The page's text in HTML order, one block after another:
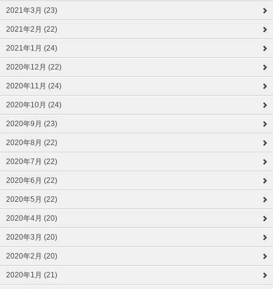
2021年3月 (23)
2021年2月 (22)
2021年1月 (24)
2020年12月 (22)
2020年11月 (24)
2020年10月 (24)
2020年9月 (23)
2020年8月 (22)
2020年7月 (22)
2020年6月 (22)
2020年5月 (22)
2020年4月 (20)
2020年3月 (20)
2020年2月 (20)
2020年1月 (21)